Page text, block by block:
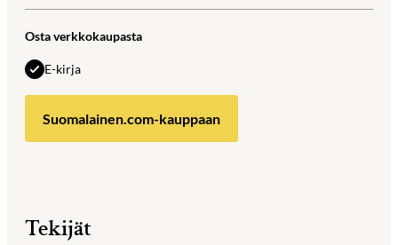
Osta verkkokaupasta
E-kirja
Suomalainen.com-kauppaan
Tekijät